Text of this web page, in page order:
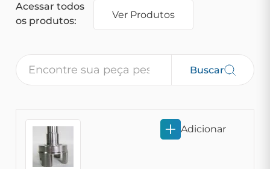
Acessar todos
os produtos:
Ver Produtos
Buscar
Adicionar